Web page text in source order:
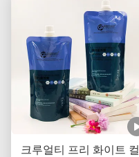
크루얼티 프리 화이트 컬